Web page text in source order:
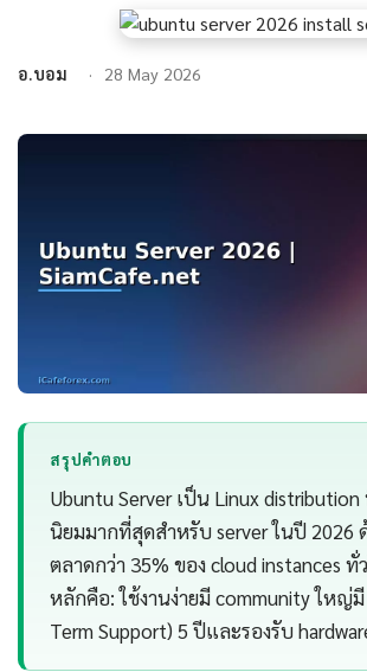
อ.บอม 28 May 2026
สรุปคำตอบ
Ubuntu Server เป็น Linux
นิยมมากที่สุดสำหรับ server ในปี 2026
ตลาดกว่า 35% ของ cloud instances ทั่
หลักคือ: ใช้งานง่ายมี community ใหญ่มี
Term Support) 5 ปีและรองรับ